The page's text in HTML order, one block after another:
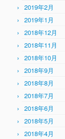
2019年2月
2019年1月
2018年12月
2018年11月
2018年10月
2018年9月
2018年8月
2018年7月
2018年6月
2018年5月
2018年4月